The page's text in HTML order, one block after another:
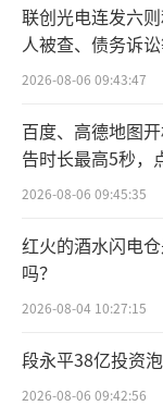
师。
公告同时
刘彦为该行
格获金融监管
4年4月起任
起任光大银
负债管理部总
胜马财经
任行长的消
的背景和经验
合适人选。其
联创光电连发六
人被查、债务诉
所曾出具“保留意
2026-08-06 09:43:47
百度、高德地图
告时长最高5秒，
2026-08-06 09:45:35
红火的酒水闪电
吗？
2026-08-04 10:27:15
段永平38亿投资
2026-08-06 09:42:56